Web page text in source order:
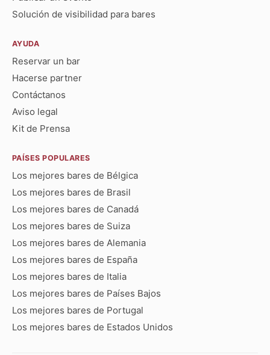
Solución de visibilidad para bares
AYUDA
Reservar un bar
Hacerse partner
Contáctanos
Aviso legal
Kit de Prensa
PAÍSES POPULARES
Los mejores bares de Bélgica
Los mejores bares de Brasil
Los mejores bares de Canadá
Los mejores bares de Suiza
Los mejores bares de Alemania
Los mejores bares de España
Los mejores bares de Italia
Los mejores bares de Países Bajos
Los mejores bares de Portugal
Los mejores bares de Estados Unidos